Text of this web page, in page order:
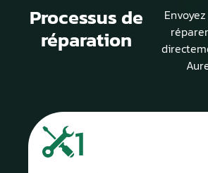
Processus de
réparation
1